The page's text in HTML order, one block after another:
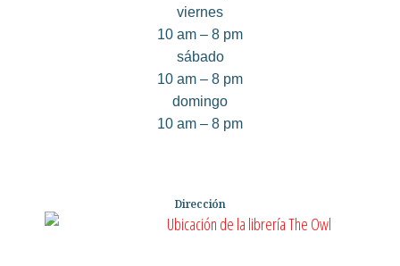
viernes
10 am – 8 pm
sábado
10 am – 8 pm
domingo
10 am – 8 pm
Dirección